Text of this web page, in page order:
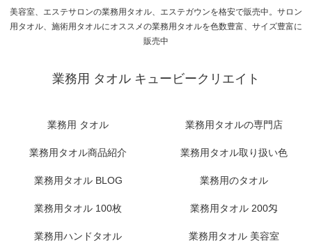
美容室、エステサロンの業務用タオル、エステガウンを格安で販売中。サロン
用タオル、施術用タオルにオススメの業務用タオルを色数豊富、サイズ豊富に
販売中
業務用 タオル キュービークリエイト
業務用 タオル 業務用タオルの専門店
業務用タオル商品紹介 業務用タオル取り扱い色
業務用タオル BLOG 業務用のタオル
業務用タオル 100枚 業務用タオル 200匁
業務用ハンドタオル 業務用タオル 美容室